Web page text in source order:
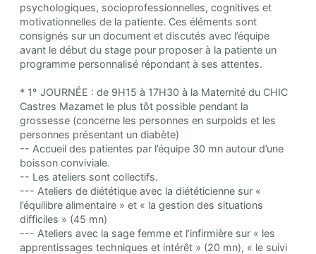
psychologiques, socioprofessionnelles, cognitives et
motivationnelles de la patiente. Ces éléments sont
consignés sur un document et discutés avec l’équipe
avant le début du stage pour proposer à la patiente un
programme personnalisé répondant à ses attentes.
* 1° JOURNÉE : de 9H15 à 17H30 à la Maternité du CHIC
Castres Mazamet le plus tôt possible pendant la
grossesse (concerne les personnes en surpoids et les
personnes présentant un diabète)
-- Accueil des patientes par l’équipe 30 mn autour d’une
boisson conviviale.
-- Les ateliers sont collectifs.
--- Ateliers de diététique avec la diététicienne sur «
l’équilibre alimentaire » et « la gestion des situations
difficiles » (45 mn)
--- Ateliers avec la sage femme et l’infirmière sur « les
apprentissages techniques et intérêt » (20 mn), « le suivi